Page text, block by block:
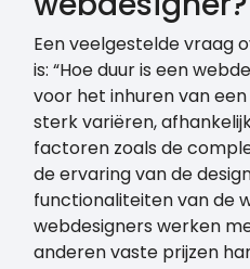
Een veelgestelde vraag
is: “Hoe duur is een
voor het inhuren van
sterk variëren,
factoren zoals de
de ervaring van de
functionaliteiten van de
webdesigners werken
anderen vaste prijzen